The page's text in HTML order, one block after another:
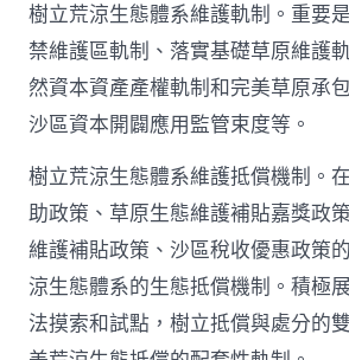
樹立荒涼生態體系維護軌制。重要
禁維護區軌制、落實基礎草原維護
然資本資產產權軌制和完美草原承
沙區資本開闢應用監管束度等。
樹立荒涼生態體系維護抵償機制。
助政策、草原生態維護補貼嘉獎政
維護補貼政策、沙區稅收優惠政策
涼生態體系的生態抵償機制。積極
法摸索和試點，樹立抵償與處分的